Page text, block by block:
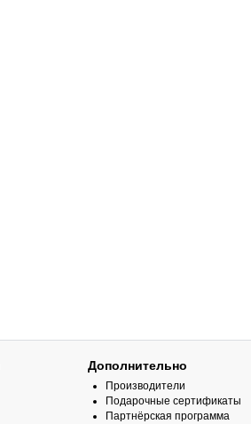
Дополнительно
Производители
Подарочные сертификаты
Партнёрская программа